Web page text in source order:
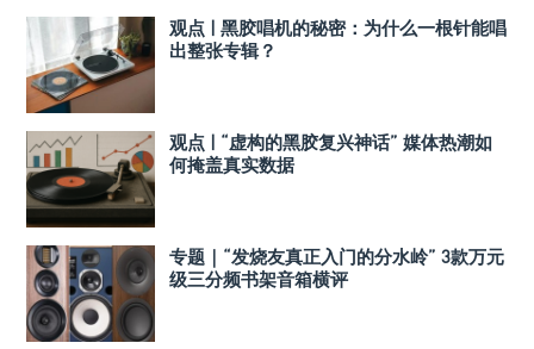
观点 | 黑胶唱机的秘密：为什么一根针能唱
出整张专辑？
观点 | “虚构的黑胶复兴神话” 媒体热潮如
何掩盖真实数据
专题｜“发烧友真正入门的分水岭” 3款万元
级三分频书架音箱横评